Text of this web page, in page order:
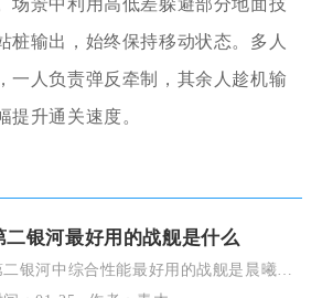
桩输出，始终保持移动状态。多人
一人负责弹反牵制，其余人趁机输
提升通关速度。
二银河最好用的战舰是什么
二银河中综合性能最好用的战舰是晨曦经
体的道级战列舰，它凭借均衡的火力、防